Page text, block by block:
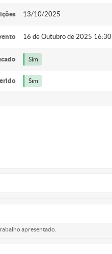
13/10/2025
16 de Outubro de 2025 16:30
Sim
Sim
apresentado.